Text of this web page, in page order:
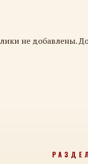
не добавлены.